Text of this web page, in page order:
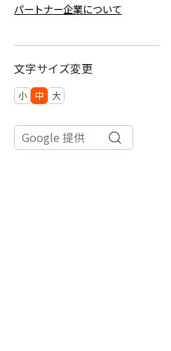
パートナー企業について
文字サイズ変更
小 中 大